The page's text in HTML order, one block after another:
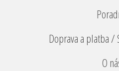
Doprava a platba /
O